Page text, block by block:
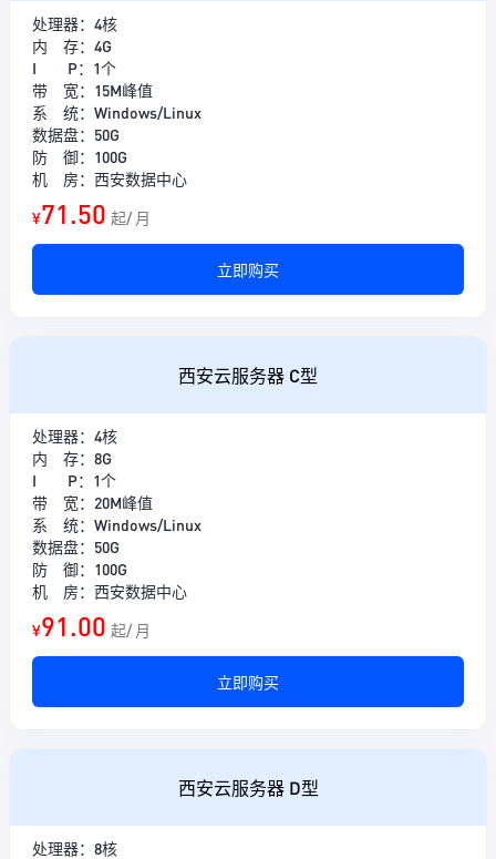
处理器：4核
内 存：4G
I P：1个
带 宽：15M峰值
系 统：Windows/Linux
数据盘：50G
防 御：100G
机 房：西安数据中心
¥71.50 起/ 月
立即购买
西安云服务器 C型
处理器：4核
内 存：8G
I P：1个
带 宽：20M峰值
系 统：Windows/Linux
数据盘：50G
防 御：100G
机 房：西安数据中心
¥91.00 起/ 月
立即购买
西安云服务器 D型
处理器：8核